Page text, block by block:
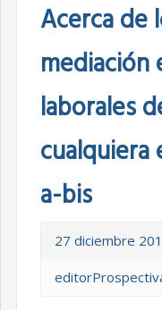
Acerca de
mediación
laborales
cualquiera
a-bis
27 diciembre